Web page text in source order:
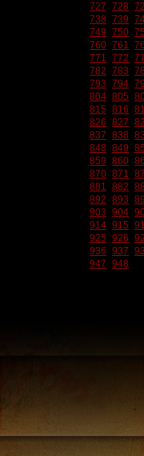
727 728
738 739
749 750
760 761
771 772
782 783
793 794
804 805
815 816
826 827
837 838
848 849
859 860
870 871
881 882
892 893
903 904
914 915
925 926
936 937
947 948